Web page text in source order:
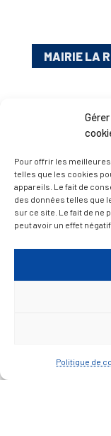
Pour offrir les
telles que les cookies
appareils. Le fait de
des données telles que
sur ce site. Le fait de
peut avoir un effet
Politique de
MAIRIE LA
Du lundi au